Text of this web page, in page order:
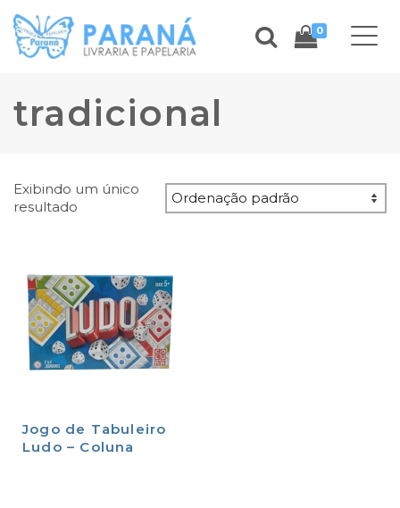
0
tradicional
Exibindo um único
resultado
Jogo de Tabuleiro
Ludo – Coluna